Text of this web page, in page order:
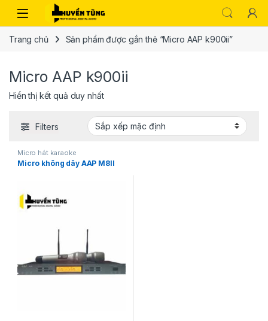
Trang chủ Sản phẩm được gắn thẻ “Micro AAP k900ii”
Micro AAP k900ii
Hiển thị kết quả duy nhất
Filters
Micro hát karaoke
Micro không dây AAP M8II